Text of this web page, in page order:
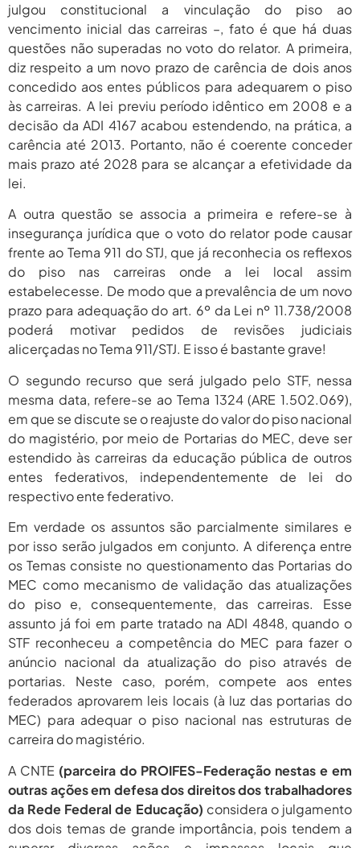
julgou constitucional a vinculação do piso ao
vencimento inicial das carreiras –, fato é que há duas
questões não superadas no voto do relator. A primeira,
diz respeito a um novo prazo de carência de dois anos
concedido aos entes públicos para adequarem o piso
às carreiras. A lei previu período idêntico em 2008 e a
decisão da ADI 4167 acabou estendendo, na prática, a
carência até 2013. Portanto, não é coerente conceder
mais prazo até 2028 para se alcançar a efetividade da
lei.
A outra questão se associa a primeira e refere-se à
insegurança jurídica que o voto do relator pode causar
frente ao Tema 911 do STJ, que já reconhecia os reflexos
do piso nas carreiras onde a lei local assim
estabelecesse. De modo que a prevalência de um novo
prazo para adequação do art. 6º da Lei nº 11.738/2008
poderá motivar pedidos de revisões judiciais
alicerçadas no Tema 911/STJ. E isso é bastante grave!
O segundo recurso que será julgado pelo STF, nessa
mesma data, refere-se ao Tema 1324 (ARE 1.502.069),
em que se discute se o reajuste do valor do piso nacional
do magistério, por meio de Portarias do MEC, deve ser
estendido às carreiras da educação pública de outros
entes federativos, independentemente de lei do
respectivo ente federativo.
Em verdade os assuntos são parcialmente similares e
por isso serão julgados em conjunto. A diferença entre
os Temas consiste no questionamento das Portarias do
MEC como mecanismo de validação das atualizações
do piso e, consequentemente, das carreiras. Esse
assunto já foi em parte tratado na ADI 4848, quando o
STF reconheceu a competência do MEC para fazer o
anúncio nacional da atualização do piso através de
portarias. Neste caso, porém, compete aos entes
federados aprovarem leis locais (à luz das portarias do
MEC) para adequar o piso nacional nas estruturas de
carreira do magistério.
A CNTE (parceira do PROIFES-Federação nestas e em
outras ações em defesa dos direitos dos trabalhadores
da Rede Federal de Educação) considera o julgamento
dos dois temas de grande importância, pois tendem a